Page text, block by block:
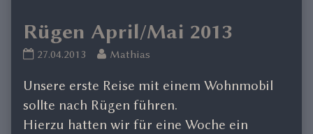
tagged
Rügen April/Mai 2013
Rügen
2013
published
on
27.04.2013
Read
posts
by
the
Mathias
Unsere erste Reise mit einem Wohnmobil
sollte nach Rügen führen.
Hierzu hatten wir für eine Woche ein